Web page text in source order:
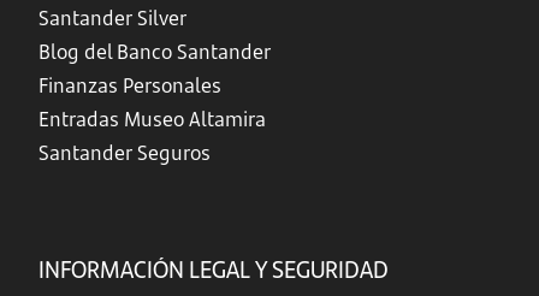
Santander Silver
Blog del Banco Santander
Finanzas Personales
Entradas Museo Altamira
Santander Seguros
INFORMACIÓN LEGAL Y SEGURIDAD